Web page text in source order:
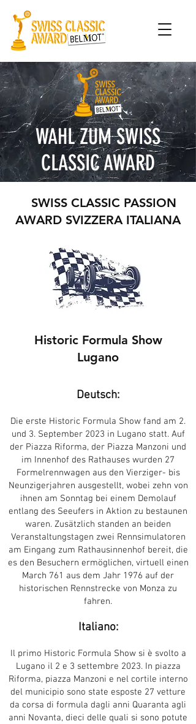
WAHL ZUM SWISS
CLASSIC AWARD
SWISS CLASSIC PASSION
AWARD SVIZZERA ITALIANA
Historic Formula Show
Lugano
Deutsch:
Die erste Historic Formula Show fand am 2.
und 3. September 2023 in Lugano statt. Auf
der Piazza Riforma, der Piazza Manzoni und
im Innenhof des Rathauses wurden 27
Formelrennwagen aus den Vierziger- bis
Neunzigerjahren ausgestellt, wobei zehn von
ihnen am Sonntag bei einem Demolauf
entlang des Seeufers in Aktion zu bestaunen
waren. Zusätzlich standen an beiden
Veranstaltungstagen zwei Rennsimulatoren
am Eingang zum Rathausinnenhof bereit, die
es den Besuchern ermöglichen, virtuell einen
March 761 aus dem Jahr 1976 auf der
historischen Rennstrecke von Monza zu
fahren.
Italiano:
Il primo Historic Formula Show si è svolto a
Lugano il 2 e 3 settembre 2023. In piazza
Riforma, piazza Manzoni e nel cortile interno
del municipio sono state esposte 27 vetture
da corsa di formula dagli anni Quaranta agli
anni Novanta, dieci delle quali si sono potute